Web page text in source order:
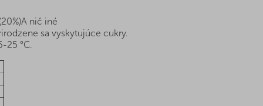
nič iné
sa vyskytujúce cukry.
25 °C.